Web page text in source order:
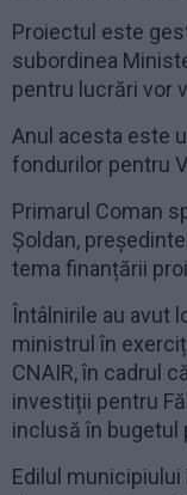
Proiectul este
subordinea
pentru lucrări vor
Anul acesta este
fondurilor pentru
Primarul Coman
Șoldan,
tema finanțării
Întâlnirile au avut
ministrul în
CNAIR, în cadrul
investiții pentru
inclusă în bugetul
Edilul